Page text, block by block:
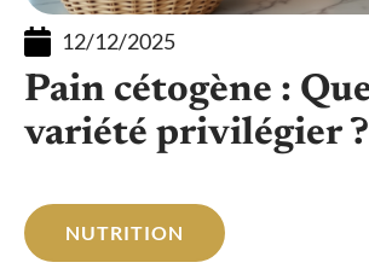
12/12/2025
Pain cétogène :
variété privilégier ?
NUTRITION